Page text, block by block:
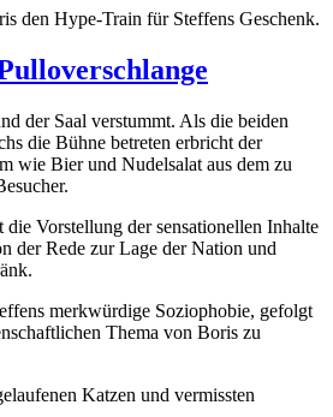
den Hype-Train für Steffens Geschenk.
der Saal verstummt. Als die beiden
die Bühne betreten erbricht der
wie Bier und Nudelsalat aus dem zu
Vorstellung der sensationellen Inhalte
der Rede zur Lage der Nation und
merkwürdige Soziophobie, gefolgt
Thema von Boris zu
Katzen und vermissten